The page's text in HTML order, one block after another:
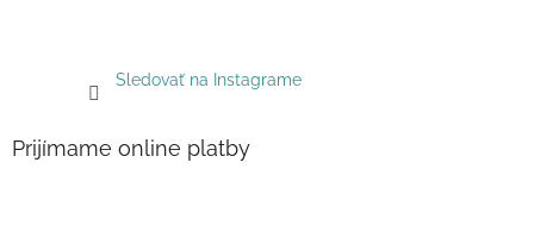
Sledovať na Instagrame
Prijímame online platby